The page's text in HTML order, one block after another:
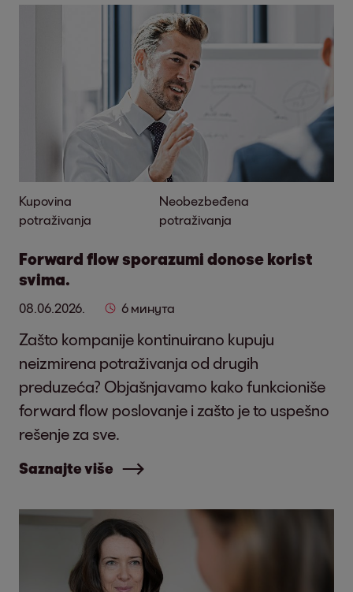
Kupovina
potraživanja
Neobezbeđena
potraživanja
Forward flow sporazumi donose korist
svima.
08.06.2026. 6 минута
Zašto kompanije kontinuirano kupuju
neizmirena potraživanja od drugih
preduzeća? Objašnjavamo kako funkcioniše
forward flow poslovanje i zašto je to uspešno
rešenje za sve.
Saznajte više